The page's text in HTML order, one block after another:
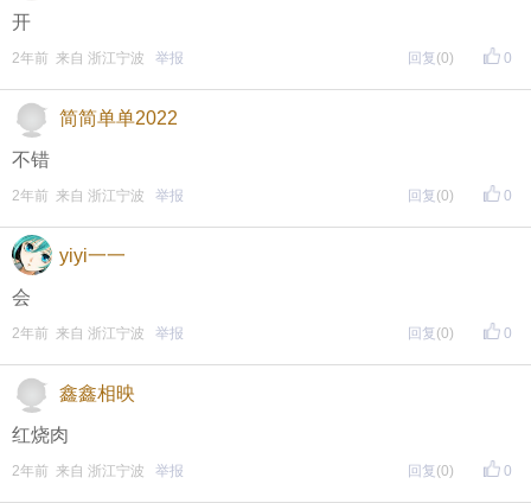
开
0
2年前 来自 浙江宁波 举报 回复 (0)
简简单单2022
不错
0
2年前 来自 浙江宁波 举报 回复 (0)
yiyi一一
会
0
2年前 来自 浙江宁波 举报 回复 (0)
鑫鑫相映
红烧肉
0
2年前 来自 浙江宁波 举报 回复 (0)